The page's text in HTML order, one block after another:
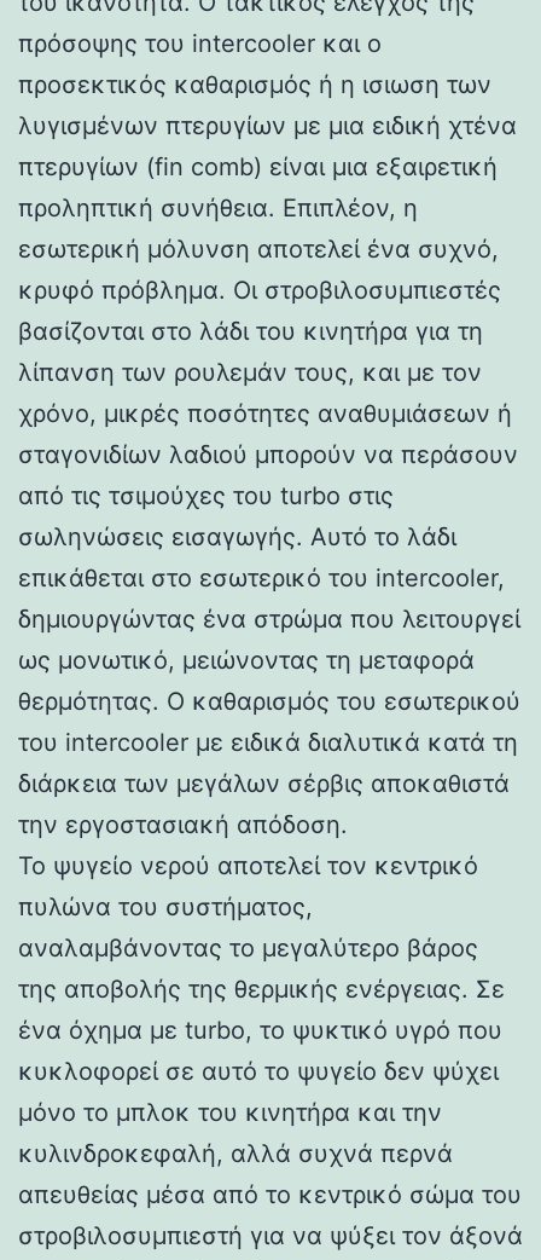
πρόσοψης του intercooler και ο
προσεκτικός καθαρισμός ή η ισιωση των
λυγισμένων πτερυγίων με μια ειδική χτένα
πτερυγίων (fin comb) είναι μια εξαιρετική
προληπτική συνήθεια. Επιπλέον, η
εσωτερική μόλυνση αποτελεί ένα συχνό,
κρυφό πρόβλημα. Οι στροβιλοσυμπιεστές
βασίζονται στο λάδι του κινητήρα για τη
λίπανση των ρουλεμάν τους, και με τον
χρόνο, μικρές ποσότητες αναθυμιάσεων ή
σταγονιδίων λαδιού μπορούν να περάσουν
από τις τσιμούχες του turbo στις
σωληνώσεις εισαγωγής. Αυτό το λάδι
επικάθεται στο εσωτερικό του intercooler,
δημιουργώντας ένα στρώμα που λειτουργεί
ως μονωτικό, μειώνοντας τη μεταφορά
θερμότητας. Ο καθαρισμός του εσωτερικού
του intercooler με ειδικά διαλυτικά κατά τη
διάρκεια των μεγάλων σέρβις αποκαθιστά
την εργοστασιακή απόδοση.
Το ψυγείο νερού αποτελεί τον κεντρικό
πυλώνα του συστήματος,
αναλαμβάνοντας το μεγαλύτερο βάρος
της αποβολής της θερμικής ενέργειας. Σε
ένα όχημα με turbo, το ψυκτικό υγρό που
κυκλοφορεί σε αυτό το ψυγείο δεν ψύχει
μόνο το μπλοκ του κινητήρα και την
κυλινδροκεφαλή, αλλά συχνά περνά
απευθείας μέσα από το κεντρικό σώμα του
στροβιλοσυμπιεστή για να ψύξει τον άξονά